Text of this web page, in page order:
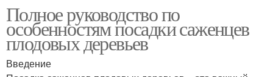
Полное руководство по
особенностям посадки саженцев
плодовых деревьев
Введение